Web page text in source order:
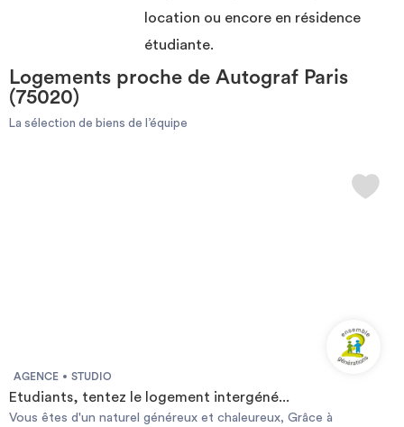
location ou encore en résidence
étudiante.
Logements proche de Autograf Paris
(75020)
La sélection de biens de l’équipe
AGENCE STUDIO
Etudiants, tentez le logement intergéné...
Vous êtes d'un naturel généreux et chaleureux, Grâce à